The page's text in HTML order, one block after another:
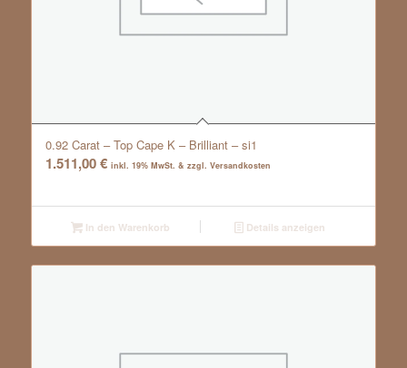
0.92 Carat – Top Cape K – Brilliant – si1
1.511,00€ inkl. 19% MwSt. & zzgl. Versandkosten
In den Warenkorb Details anzeigen